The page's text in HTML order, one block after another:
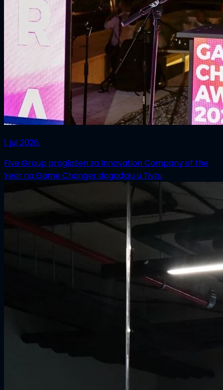
1. jul 2026.
Five Group proglašen za Innovation Company of the
Year na Game Changer događaju u Tivtu